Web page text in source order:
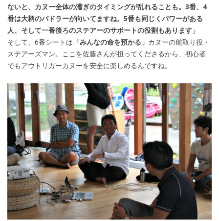
ないと、カヌー全体の漕ぎのタイミングが乱れることも。3番、4
番は大柄のパドラーが向いてますね。5番も同じくパワーがある
人、そして一番後ろのステアーのサポートの役割もあります」
そして、6番シートは 「みんなの命を預かる」 カヌーの舵取り役・
ステアーズマン。ここを佐藤さんが担ってくださるから、初心者
でもアウトリガーカヌーを安全に楽しめるんですね。